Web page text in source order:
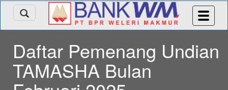
Daftar Pemenang Undian
TAMASHA Bulan